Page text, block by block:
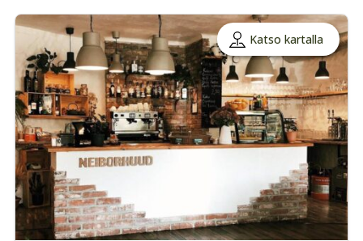
Katso kartalla